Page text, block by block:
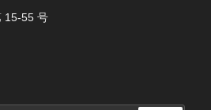
15-55 号